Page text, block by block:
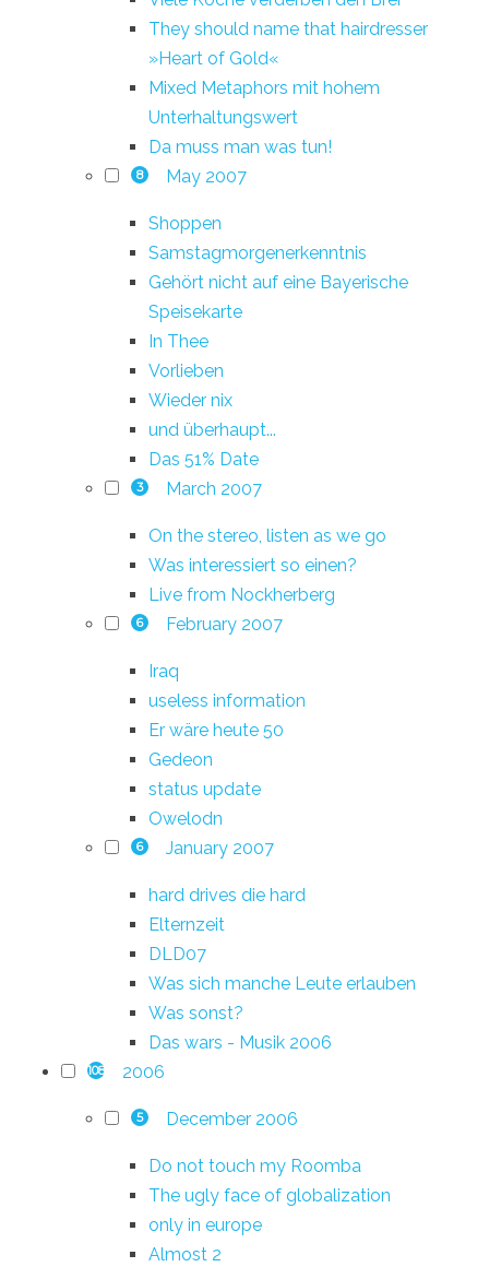
They should name that hairdresser
»Heart of Gold«
Mixed Metaphors mit hohem
Unterhaltungswert
Da muss man was tun!
8 May 2007
Shoppen
Samstagmorgenerkenntnis
Gehört nicht auf eine Bayerische
Speisekarte
In Thee
Vorlieben
Wieder nix
und überhaupt...
Das 51% Date
3 March 2007
On the stereo, listen as we go
Was interessiert so einen?
Live from Nockherberg
6 February 2007
Iraq
useless information
Er wäre heute 50
Gedeon
status update
Owelodn
6 January 2007
hard drives die hard
Elternzeit
DLD07
Was sich manche Leute erlauben
Was sonst?
Das wars - Musik 2006
108 2006
5 December 2006
Do not touch my Roomba
The ugly face of globalization
only in europe
Almost 2